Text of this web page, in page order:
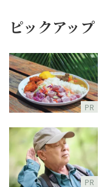
ピックアップ
PR
PR